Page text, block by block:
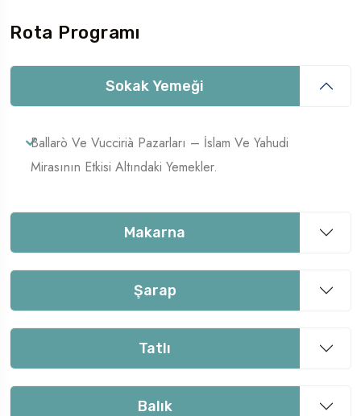
Rota Programı
Sokak Yemeği
Ballarò Ve Vuccirià Pazarları – İslam Ve Yahudi
Mirasının Etkisi Altındaki Yemekler.
Makarna
Şarap
Tatlı
Balık